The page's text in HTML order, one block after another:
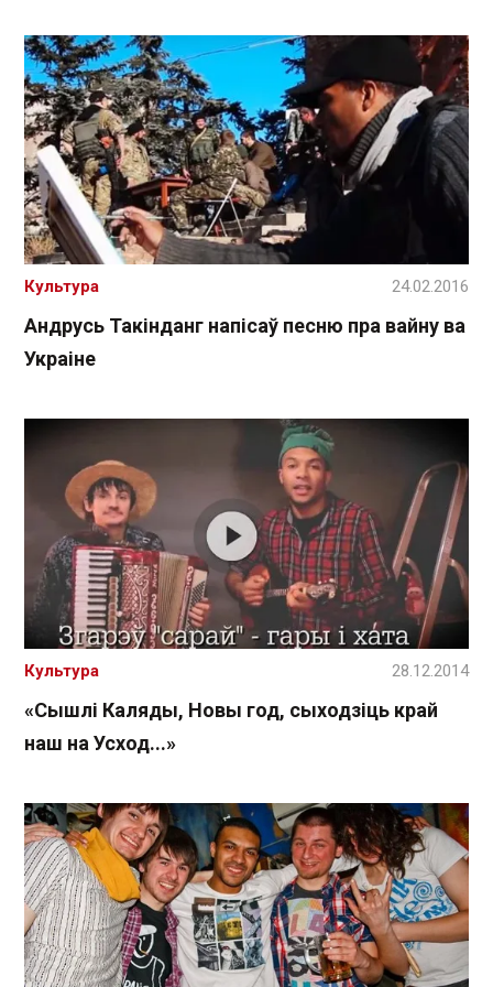
Андрусь Такінданг напісаў песню пра вайну ва
Украіне
Культура 24.02.2016
«Сышлі Каляды, Новы год, сыходзіць край
наш на Усход...»
Культура 28.12.2014